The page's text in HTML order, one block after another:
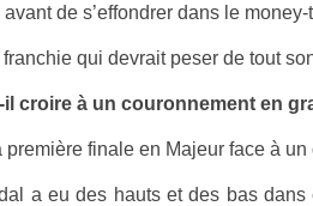
avant de s’ef­fondr­er dans le money-
qui de­vrait peser de tout
croire à un co­uron­ne­ment en
première fin­ale en Majeur face à
a eu des hauts et des bas